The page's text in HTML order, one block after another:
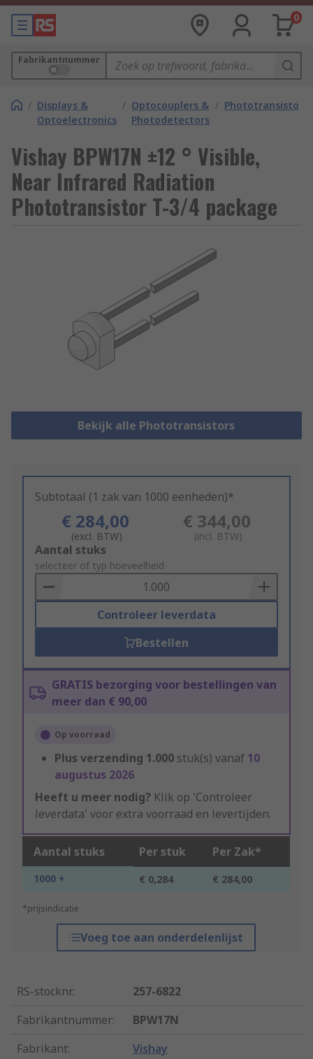
0
Fabrikantnummer
/ Displays &
Optoelectronics
/ Optocouplers &
Photodetectors
/ Phototransistors
Vishay BPW17N ±12 ° Visible,
Near Infrared Radiation
Phototransistor T-3/4 package
Bekijk alle Phototransistors
Subtotaal (1 zak van 1000 eenheden)*
€ 284,00
(excl. BTW)
€ 344,00
(incl. BTW)
Add
to
Basket
Aantal stuks
selecteer of typ hoeveelheid
Controleer leverdata
Bestellen
GRATIS bezorging voor bestellingen van
meer dan € 90,00
Op voorraad
Plus verzending 1.000 stuk(s) vanaf 10
augustus 2026
Heeft u meer nodig? Klik op 'Controleer
leverdata' voor extra voorraad en levertijden.
Aantal stuks Per stuk Per Zak*
1000 + € 0,284 € 284,00
*prijsindicatie
Voeg toe aan onderdelenlijst
RS-stocknr.:
257-6822
Fabrikantnummer:
BPW17N
Fabrikant: Vishay